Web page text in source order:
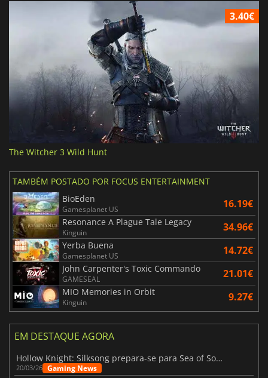
3.40€
The Witcher 3 Wild Hunt
TAMBÉM POSTADO POR FOCUS ENTERTAINMENT
BioEden
Gamesplanet US 16.19€
Resonance A Plague Tale Legacy
Kinguin 34.96€
Yerba Buena
Gamesplanet US 14.72€
John Carpenter's Toxic Commando
GAMESEAL 21.01€
MIO Memories in Orbit
Kinguin 9.27€
EM DESTAQUE AGORA
Hollow Knight: Silksong prepara-se para Sea of Sorrow com um patch
20/03/26 Gaming News